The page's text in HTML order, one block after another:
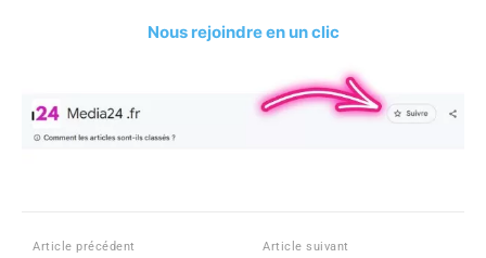
Nous rejoindre en un clic
Article précédent Article suivant